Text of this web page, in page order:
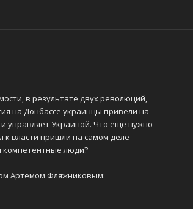
в результате двух революций,
на Донбассе украинцы привели на
управляет Украиной. Что еще нужно
к власти пришли на самом деле
компетентные люди?
Артемом Фляжниковым: